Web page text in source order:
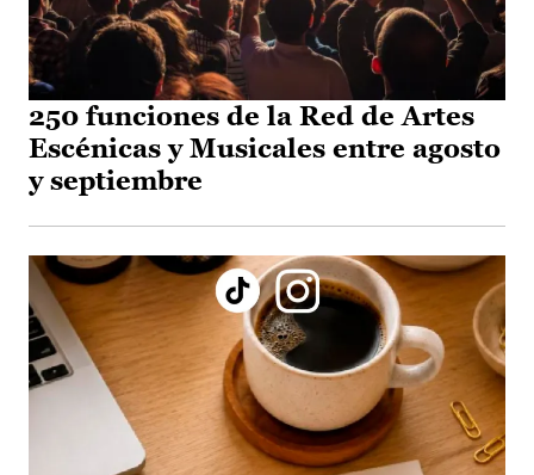
250 funciones de la Red de Artes
Escénicas y Musicales entre agosto
y septiembre